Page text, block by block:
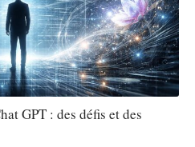
GPT : des défis et des